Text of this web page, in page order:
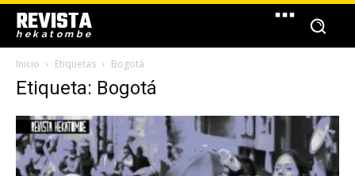
REVISTA
hekatombe
Inicio Etiquetas Bogotá
Etiqueta: Bogotá